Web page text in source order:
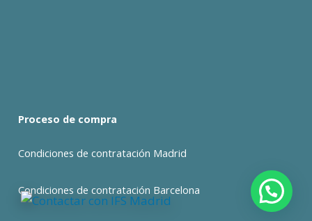
Proceso de compra
Condiciones de contratación Madrid
Condiciones de contratación Barcelona